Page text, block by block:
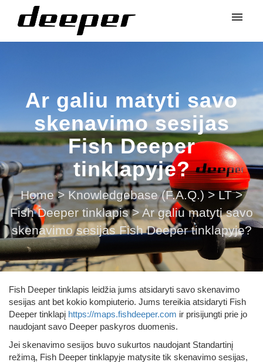
Ar galiu matyti savo
skenavimo sesijas
Fish Deeper
tinklapyje?
Home > Knowledgebase (F.A.Q.) > LT >
Fish Deeper tinklapis > Ar galiu matyti savo
skenavimo sesijas Fish Deeper tinklapyje?
Fish Deeper tinklapis leidžia jums atsidaryti savo skenavimo
sesijas ant bet kokio kompiuterio. Jums tereikia atsidaryti Fish
Deeper tinklapį https://maps.fishdeeper.com ir prisijungti prie jo
naudojant savo Deeper paskyros duomenis.
Jei skenavimo sesijos buvo sukurtos naudojant Standartinį
režimą, Fish Deeper tinklapyje matysite tik skenavimo sesijas,